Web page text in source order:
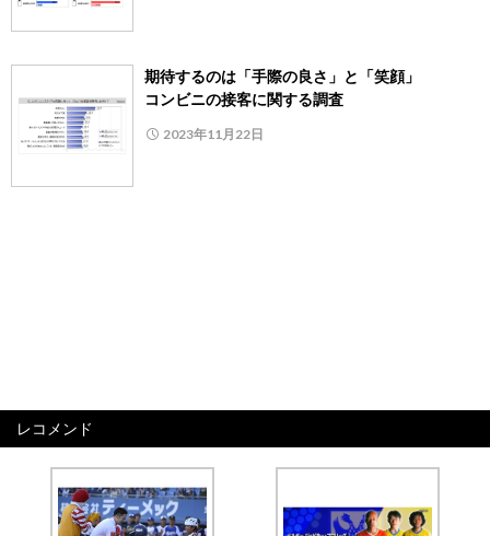
期待するのは「手際の良さ」と「笑顔」
コンビニの接客に関する調査
2023年11月22日
レコメンド